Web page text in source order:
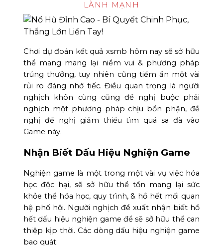
LÀNH MẠNH
Chơi dự đoán kết quả xsmb hôm nay sẽ sở hữu
thể mang mang lại niềm vui & phương pháp
trúng thưởng, tuy nhiên cũng tiềm ẩn một vài
rủi ro đáng nhớ tiếc. Điều quan trọng là người
nghịch khôn cùng cũng đề nghị buộc phải
nghịch một phương pháp chịu bổn phận, đề
nghị đề nghị giảm thiểu tìm quá sa đà vào
Game này.
Nhận Biết Dấu Hiệu Nghiện Game
Nghiện game là một trong một vài vụ việc hóa
học độc hại, sẽ sở hữu thể tổn mang lại sức
khỏe thể hóa học, quy trình, & hồ hết mối quan
hệ phố hội. Người nghịch đề xuất nhận biết hồ
hết dấu hiệu nghiện game để sẽ sở hữu thể can
thiệp kịp thời. Các dòng dấu hiệu nghiện game
bao quát: